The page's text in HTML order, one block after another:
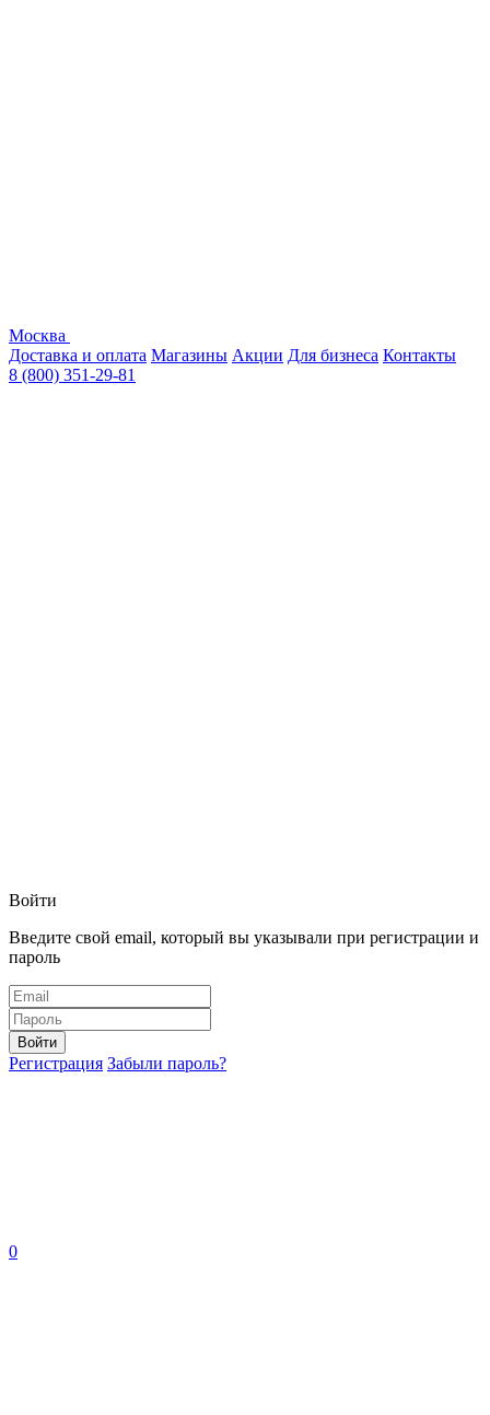
Москва
Доставка и оплата Магазины Акции Для бизнеса Контакты
8 (800) 351-29-81
Войти
Введите свой email, который вы указывали при регистрации и
пароль
Войти
Регистрация Забыли пароль?
0